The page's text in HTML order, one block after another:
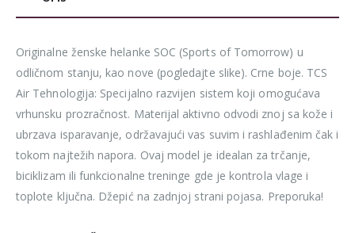
Originalne ženske helanke SOC (Sports of Tomorrow) u
odličnom stanju, kao nove (pogledajte slike). Crne boje. TCS
Air Tehnologija: Specijalno razvijen sistem koji omogućava
vrhunsku prozračnost. Materijal aktivno odvodi znoj sa kože i
ubrzava isparavanje, održavajući vas suvim i rashlađenim čak i
tokom najtežih napora. Ovaj model je idealan za trčanje,
biciklizam ili funkcionalne treninge gde je kontrola vlage i
toplote ključna. Džepić na zadnjoj strani pojasa. Preporuka!